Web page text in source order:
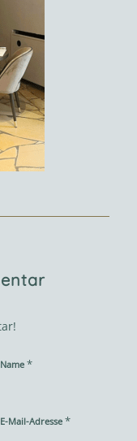
Name *
E-Mail-Adresse *